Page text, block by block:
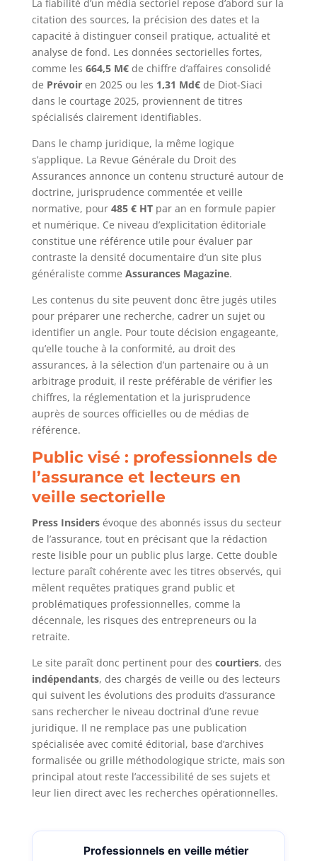
La fiabilité d’un média sectoriel repose d’abord sur la
citation des sources, la précision des dates et la
capacité à distinguer conseil pratique, actualité et
analyse de fond. Les données sectorielles fortes,
comme les 664,5 M€de chiffre d’affaires consolidé
de Prévoiren 2025 ou les 1,31 Md€de Diot-Siaci
dans le courtage 2025, proviennent de titres
spécialisés clairement identifiables.
Dans le champ juridique, la même logique
s’applique. La Revue Générale du Droit des
Assurances annonce un contenu structuré autour de
doctrine, jurisprudence commentée et veille
normative, pour 485 € HTpar an en formule papier
et numérique. Ce niveau d’explicitation éditoriale
constitue une référence utile pour évaluer par
contraste la densité documentaire d’un site plus
généraliste comme Assurances Magazine.
Les contenus du site peuvent donc être jugés utiles
pour préparer une recherche, cadrer un sujet ou
identifier un angle. Pour toute décision engageante,
qu’elle touche à la conformité, au droit des
assurances, à la sélection d’un partenaire ou à un
arbitrage produit, il reste préférable de vérifier les
chiffres, la réglementation et la jurisprudence
auprès de sources officielles ou de médias de
référence.
Public visé : professionnels de
l’assurance et lecteurs en
veille sectorielle
Press Insidersévoque des abonnés issus du secteur
de l’assurance, tout en précisant que la rédaction
reste lisible pour un public plus large. Cette double
lecture paraît cohérente avec les titres observés, qui
mêlent requêtes pratiques grand public et
problématiques professionnelles, comme la
décennale, les risques des entrepreneurs ou la
retraite.
Le site paraît donc pertinent pour des courtiers, des
indépendants, des chargés de veille ou des lecteurs
qui suivent les évolutions des produits d’assurance
sans rechercher le niveau doctrinal d’une revue
juridique. Il ne remplace pas une publication
spécialisée avec comité éditorial, base d’archives
formalisée ou grille méthodologique stricte, mais son
principal atout reste l’accessibilité de ses sujets et
leur lien direct avec les recherches opérationnelles.
Professionnels en veille métier